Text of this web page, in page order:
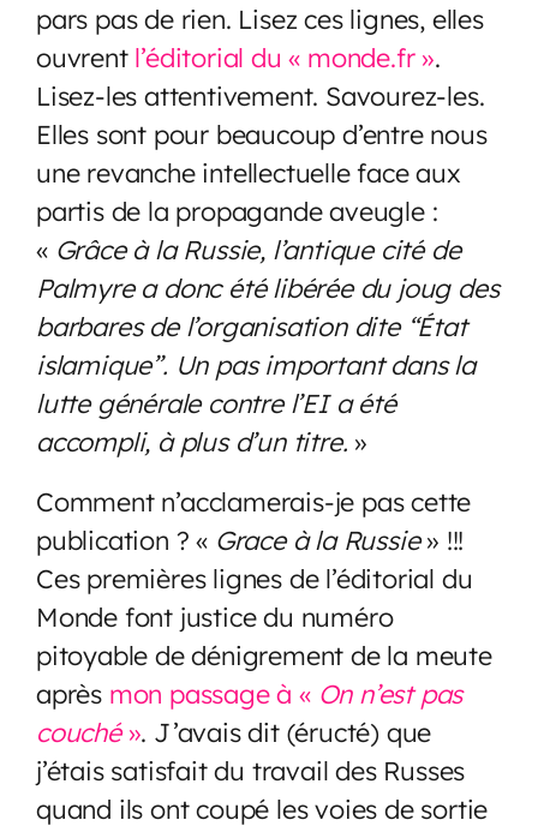
pars pas de rien. Lisez ces lignes, elles
ouvrent l’éditorial du « monde.fr ».
Lisez-les attentivement. Savourez-les.
Elles sont pour beaucoup d’entre nous
une revanche intellectuelle face aux
partis de la propagande aveugle :
« Grâce à la Russie, l’antique cité de
Palmyre a donc été libérée du joug des
barbares de l’organisation dite “État
islamique”. Un pas important dans la
lutte générale contre l’EI a été
accompli, à plus d’un titre. »
Comment n’acclamerais-je pas cette
publication ? « Grace à la Russie» !!!
Ces premières lignes de l’éditorial du
Monde font justice du numéro
pitoyable de dénigrement de la meute
après mon passage à «On n’est pas
couché». J’avais dit (éructé) que
j’étais satisfait du travail des Russes
quand ils ont coupé les voies de sortie